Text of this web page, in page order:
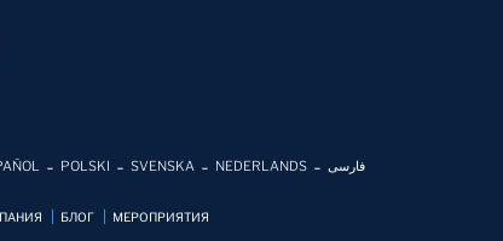
POLSKI SVENSKA NEDERLANDS فارسی
БЛОГ MЕРОПРИЯТИЯ